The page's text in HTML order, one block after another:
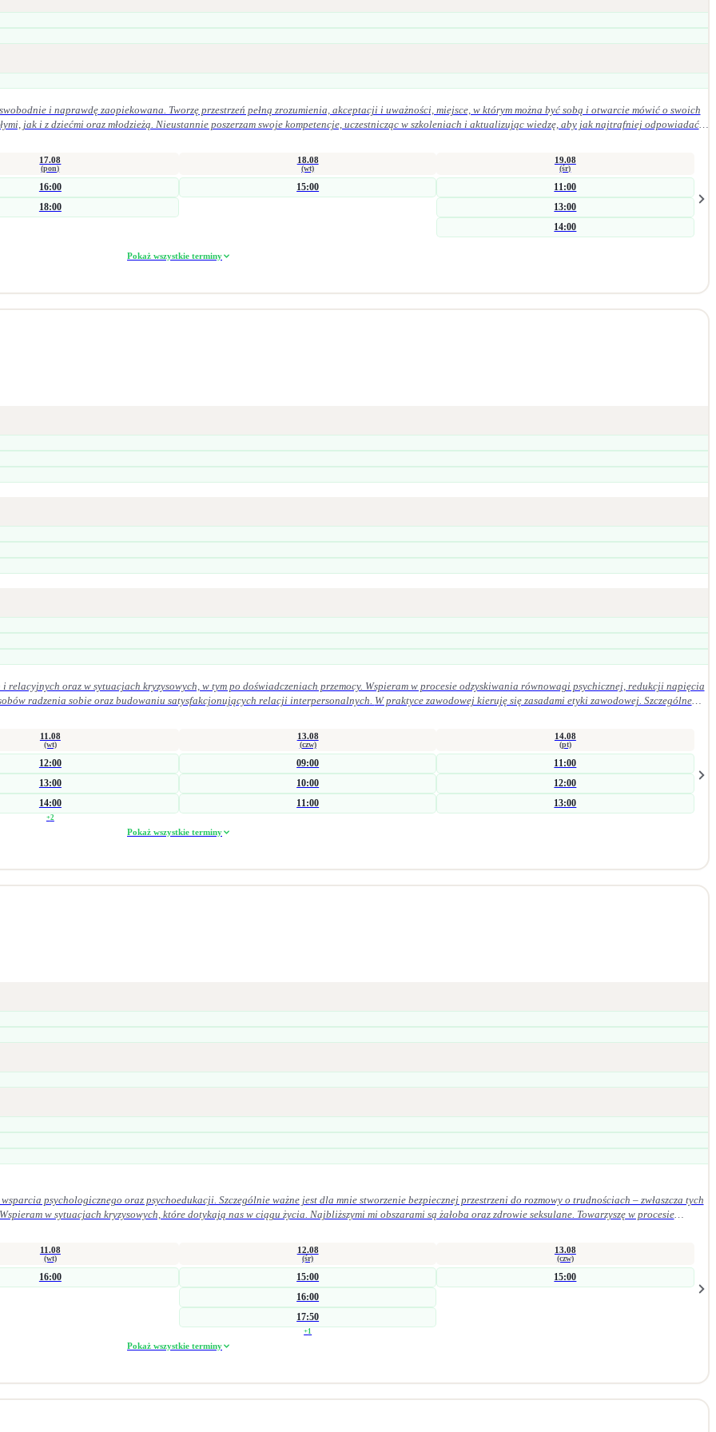
i naprawdę zaopiekowana. Tworzę przestrzeń pełną zrozumienia, akceptacji i uważności, miejsce, w którym można być sobą i otwarcie mówić o swoich
17.08
(pon)
16:00
18:00
18.08
(wt)
15:00
19.08
(śr)
11:00
13:00
14:00
Pokaż wszystkie terminy
oraz w sytuacjach kryzysowych, w tym po doświadczeniach przemocy. Wspieram w procesie odzyskiwania równowagi psychicznej, redukcji napięcia
relacji interpersonalnych. W praktyce zawodowej kieruję się zasadami etyki zawodowej. Szczególne
uważność na potrzeby osoby zgłaszającej się po pomoc.
11.08
(wt)
12:00
13:00
14:00
+2
13.08
(czw)
09:00
10:00
11:00
14.08
(pt)
11:00
12:00
13:00
Pokaż wszystkie terminy
psychologicznego oraz psychoedukacji. Szczególnie ważne jest dla mnie stworzenie bezpiecznej przestrzeni do rozmowy o trudnościach – zwłaszcza tych
w sytuacjach kryzysowych, które dotykają nas w ciągu życia. Najbliższymi mi obszarami są żałoba oraz zdrowie seksulane. Towarzyszę w procesie
osobistym. Pracuję zarówno krótkoterminowo (interwencyjnie), jak i w dłuższych procesach wspierających zmianę. Jestem psycholożką i seksuolożką z
w obszarze seksualności doświadczenie straty i żałoby problemy emocjonalne
jak i grupowo.
11.08
(wt)
16:00
12.08
(śr)
15:00
16:00
17:50
+1
13.08
(czw)
15:00
Pokaż wszystkie terminy